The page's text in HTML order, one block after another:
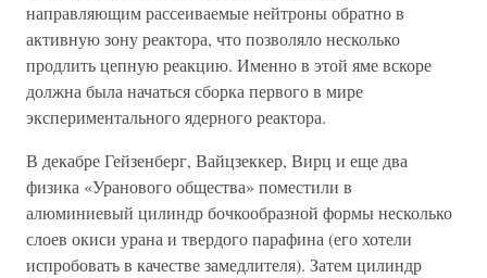
направляющим рассеиваемые нейтроны обратно в
активную зону реактора, что позволяло несколько
продлить цепную реакцию. Именно в этой яме вскоре
должна была начаться сборка первого в мире
экспериментального ядерного реактора.
В декабре Гейзенберг, Вайцзеккер, Вирц и еще два
физика «Уранового общества» поместили в
алюминиевый цилиндр бочкообразной формы несколько
слоев окиси урана и твердого парафина (его хотели
испробовать в качестве замедлителя). Затем цилиндр